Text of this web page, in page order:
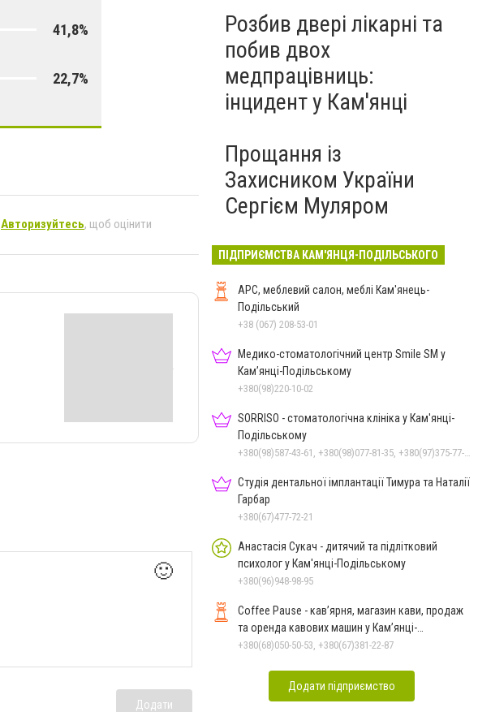
41,8%
22,7%
Авторизуйтесь, щоб оцінити
🙂
Додати
Розбив двері лікарні та
побив двох
медпрацівниць:
інцидент у Кам'янці
Прощання із
Захисником України
Сергієм Муляром
ПІДПРИЄМСТВА КАМ'ЯНЦЯ-ПОДІЛЬСЬКОГО
АРС, меблевий салон, меблі Кам'янець-
Подільський
+38 (067) 208-53-01
Медико-стоматологічний центр Smile SM у
Кам’янці-Подільському
+380(98)220-10-02
SORRISO - стоматологічна клініка у Кам'янці-
Подільському
+380(98)587-43-61, +380(98)077-81-35, +380(97)375-77-72, +380(97)982-31-07
Студія дентальної імплантації Тимура та Наталії
Гарбар
+380(67)477-72-21
Анастасія Сукач - дитячий та підлітковий
психолог у Кам'янці-Подільському
+380(96)948-98-95
Coffee Pause - кав’ярня, магазин кави, продаж
та оренда кавових машин у Кам’янці-
Подільському
+380(68)050-50-53, +380(67)381-22-87
Додати підприємство